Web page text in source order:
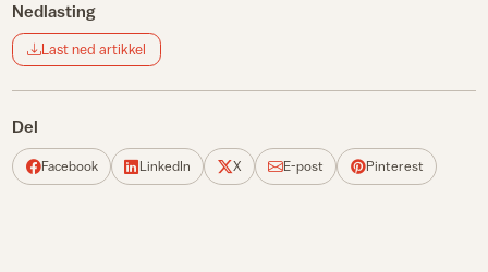
Nedlasting
Last ned artikkel
Del
Facebook LinkedIn X E-post Pinterest